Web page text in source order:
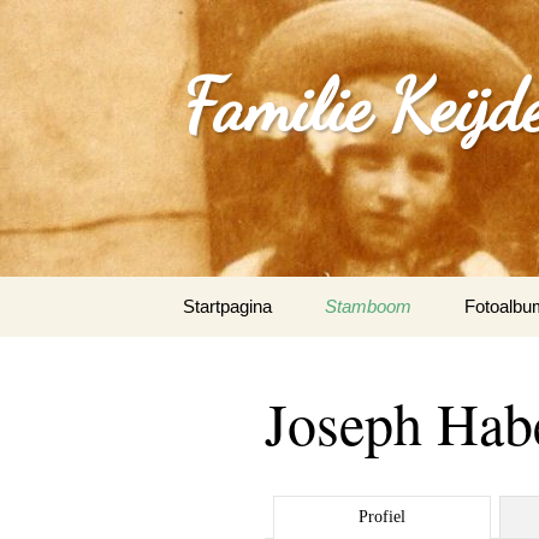
Familie
naar
Startpagina Stamboom
0_Joep
Joseph
Profiel